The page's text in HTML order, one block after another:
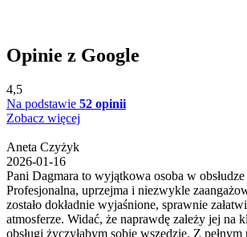
Opinie z Google
4,5
Na podstawie 52 opinii
Zobacz więcej
Aneta Czyżyk
2026-01-16
Pani Dagmara to wyjątkowa osoba w
Profesjonalna, uprzejma i niezwykle
zostało dokładnie wyjaśnione, sprawnie
atmosferze. Widać, że naprawdę zależy jej na
obsługi życzyłabym sobie wszędzie. Z